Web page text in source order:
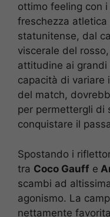
ottimo feeling con
freschezza atletica
statunitense, dal
viscerale del
attitudine ai grandi
capacità di variare
del match,
per permettergli di
conquistare il
Spostando i
tra Coco Gauff e
scambi ad
agonismo. La
nettamente